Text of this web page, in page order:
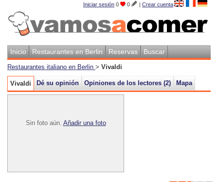
Iniciar sesión 0 0 | Crear cuenta
Inicio Restaurantes en Berlin Reservas Buscar
Restaurantes italiano en Berlin > Vivaldi
Vivaldi Dé su opinión Opiniones de los lectores (2) Mapa
Sin foto aún. Añadir una foto